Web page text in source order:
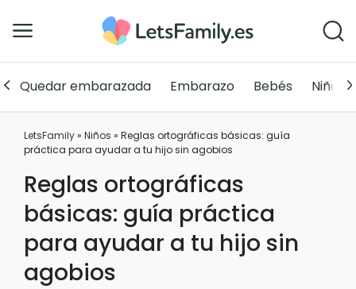
Quedar embarazada Embarazo Bebés Niños
LetsFamily» Niños » Reglas ortográficas básicas: guía
práctica para ayudar a tu hijo sin agobios
Reglas ortográficas
básicas: guía práctica
para ayudar a tu hijo sin
agobios